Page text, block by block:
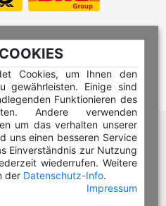
Cookies, um Ihnen den
gewährleisten. Einige sind
Funktionieren des
Andere verwenden
um das verhalten unserer
uns einen besseren Service
Einverständnis zur Nutzung
wiederrufen. Weitere
der Datenschutz-Info.
Impressum
Editor